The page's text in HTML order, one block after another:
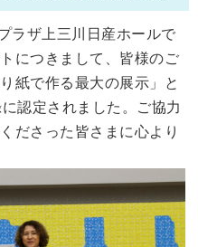
ラザ上三川日産ホールで
につきまして、皆様のご
紙で作る最大の展示」と
認定されました。ご協力
ださった皆さまに心より